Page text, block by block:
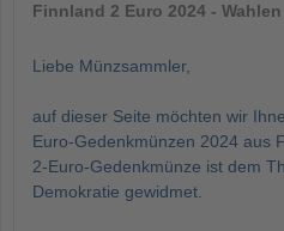
Finnland 2 Euro 2024 -
Liebe Münzsammler,
auf dieser Seite möchten wir
Euro-Gedenkmünzen 2024 aus
2-Euro-Gedenkmünze ist dem
Demokratie gewidmet.